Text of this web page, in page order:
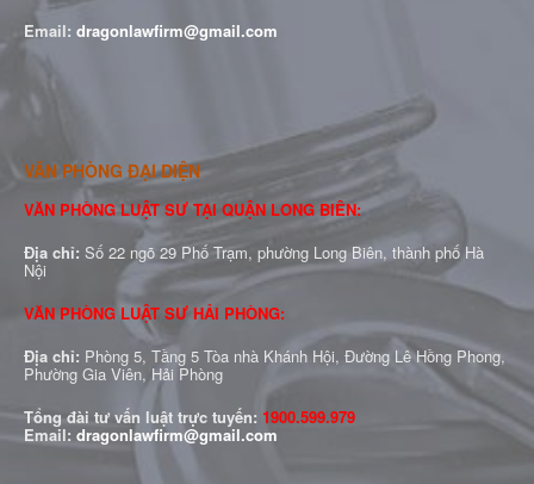
Email: dragonlawfirm@gmail.com
VĂN PHÒNG ĐẠI DIỆN
VĂN PHÒNG LUẬT SƯ TẠI QUẬN LONG BIÊN:
Địa chỉ: Số 22 ngõ 29 Phố Trạm, phường Long Biên, thành phố Hà
Nội
VĂN PHÒNG LUẬT SƯ HẢI PHÒNG:
Địa chỉ: Phòng 5, Tầng 5 Tòa nhà Khánh Hội, Đường Lê Hồng Phong,
Phường Gia Viên, Hải Phòng
Tổng đài tư vấn luật trực tuyến: 1900.599.979
Email: dragonlawfirm@gmail.com